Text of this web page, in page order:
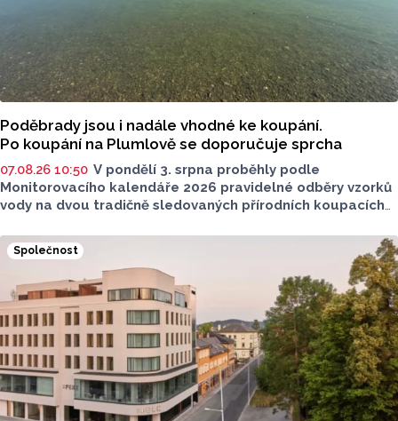
Poděbrady jsou i nadále vhodné ke koupání.
Po koupání na Plumlově se doporučuje sprcha
07.08.26 10:50 V pondělí 3. srpna proběhly podle
Monitorovacího kalendáře 2026 pravidelné odběry vzorků
vody na dvou tradičně sledovaných přírodních koupacích
(VN Plumlov) a v Koupací oblasti Poděbrady (KO
Poděbrady). Monitoring byl proveden Krajskou
hygienickou stanicí Olomouckého kraje (KHS)
ve spolupráci se Zdravotním ústavem se sídlem v Ostravě,
Centrem hygienických laboratoří v Olomouci.
Společnost